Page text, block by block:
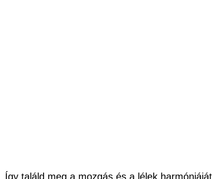
Így találd meg a mozgás és a lélek harmóniáját